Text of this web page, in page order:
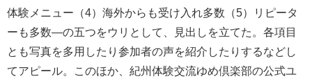
体験メニュー（4）海外からも受け入れ多数（5）リピータ
ーも多数―の五つをウリとして、見出しを立てた。各項目
とも写真を多用したり参加者の声を紹介したりするなどし
てアピール。このほか、紀州体験交流ゆめ倶楽部の公式ユ